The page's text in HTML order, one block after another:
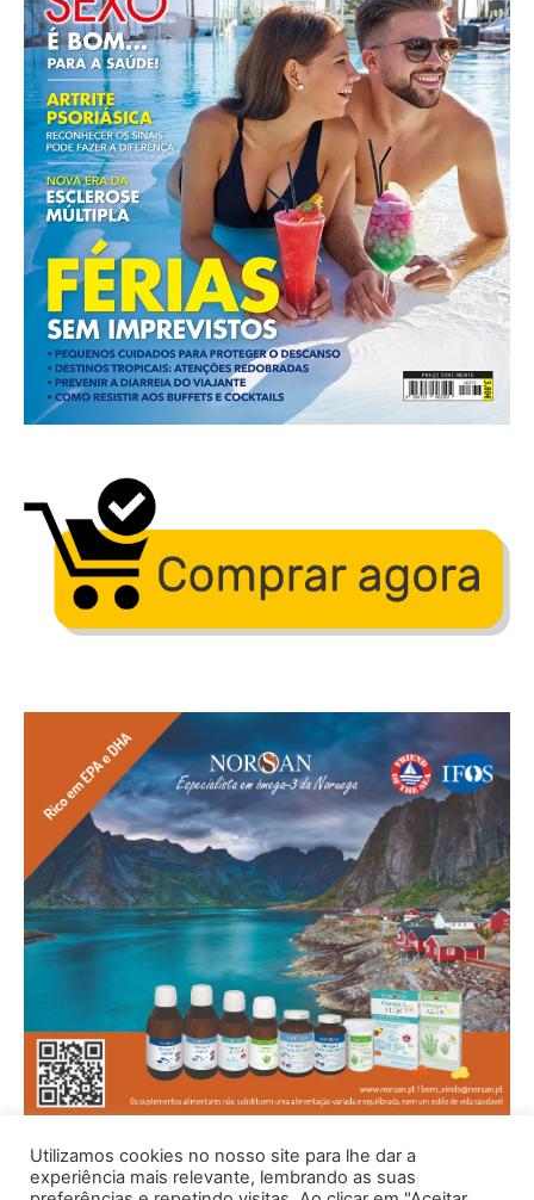
Utilizamos cookies no nosso site para lhe dar a
experiência mais relevante, lembrando as suas